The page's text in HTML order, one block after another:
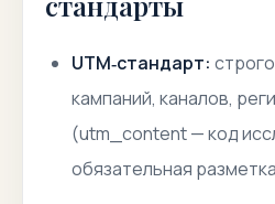
UTM‑стандарт:
кампаний, каналов,
(utm_content — код
обязательная